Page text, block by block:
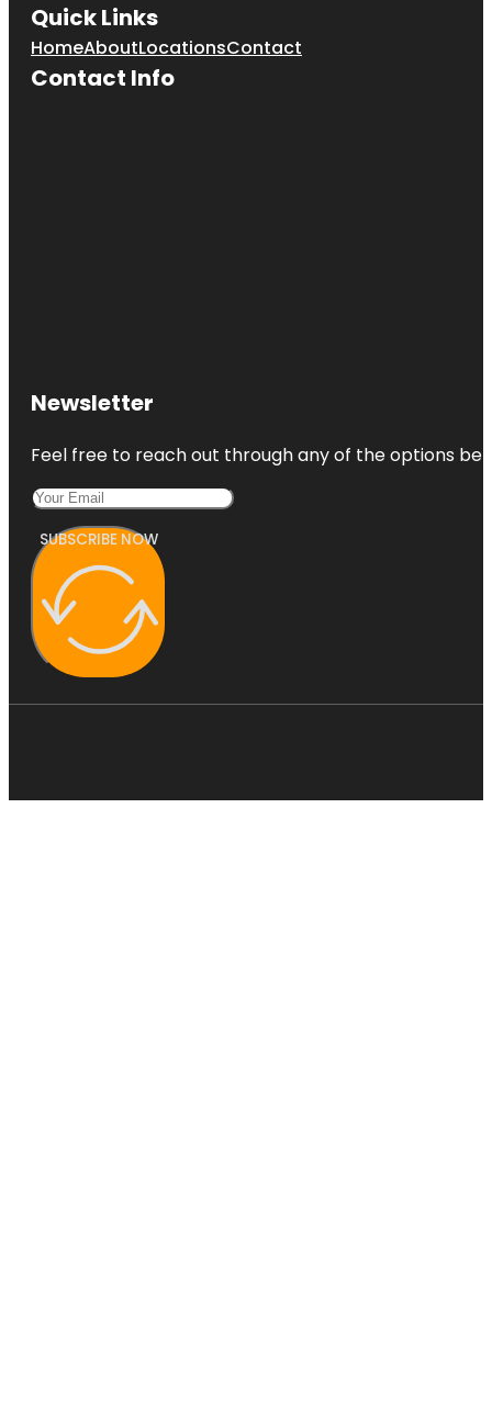
Quick Links
HomeAboutLocationsContact
Contact Info
Newsletter
Feel free to reach out through any of the options
SUBSCRIBE NOW